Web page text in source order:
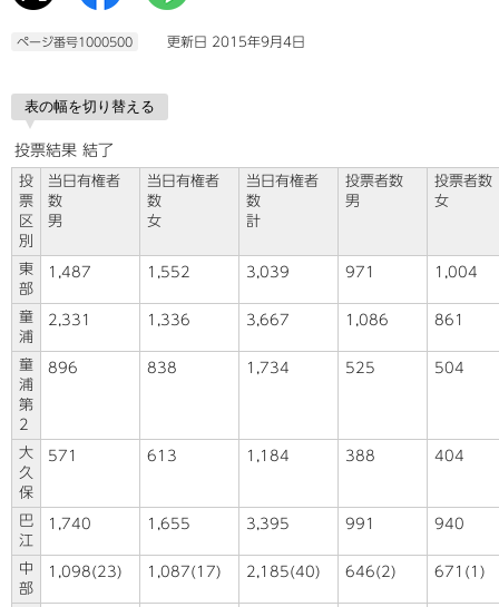
ページ番号1000500 更新日 2015年9月4日
表の幅を切り替える
投票結果 結了
投
票
区
別
当日有権者
数
男
当日有権者
数
女
当日有権者
数
計
投票者数
男
投票者数
女
東
部
1,487 1,552 3,039 971 1,004
童
浦
2,331 1,336 3,667 1,086 861
童
浦
第
2
896 838 1,734 525 504
大
久
保
571 613 1,184 388 404
巴
江
1,740 1,655 3,395 991 940
中
部
1,098(23) 1,087(17) 2,185(40) 646(2) 671(1)